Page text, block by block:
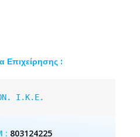
Επιχείρησης :
I.K.E.
: 803124225